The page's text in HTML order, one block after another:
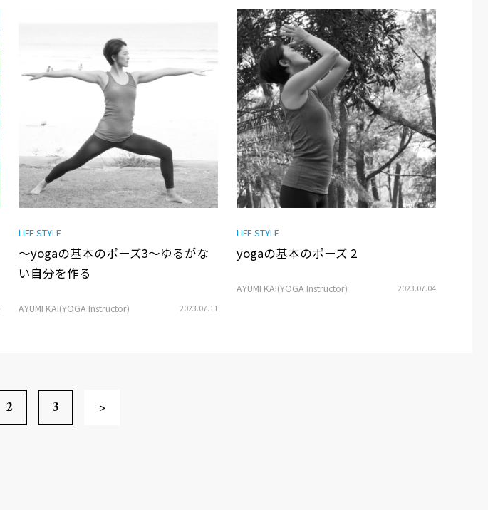
LIFE STYLE
〜yogaの基本のポーズ3〜ゆるがな
い自分を作る
AYUMI KAI(YOGA Instructor) 2023.07.11
LIFE STYLE
yogaの基本のポーズ 2
AYUMI KAI(YOGA Instructor) 2023.07.04
2 3 >